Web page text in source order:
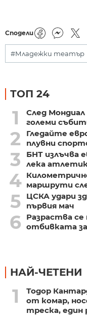
Сподели
#Младежки театър
ТОП 24
1
След
големи
2
Гледайте
плувни
3
БНТ излъчва
лека
4 маршрути
5
ЦСКА удари
първия мач
6
Разраства
отбивката
НАЙ-ЧЕТЕНИ
1
Тодор
от комар,
треска, един